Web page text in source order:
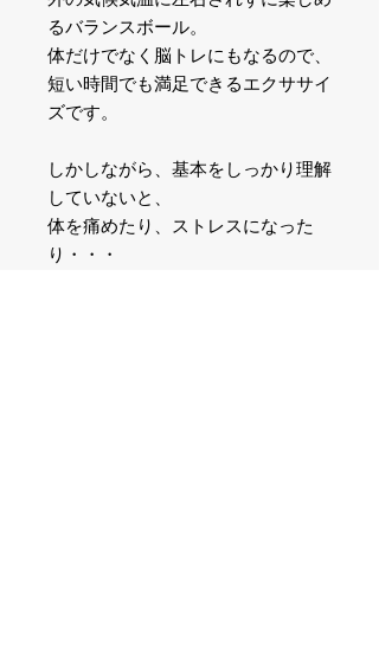
るバランスボール。
体だけでなく脳トレにもなるので、
短い時間でも満足できるエクササイ
ズです。
しかしながら、基本をしっかり理解
していないと、
体を痛めたり、ストレスになった
り・・・